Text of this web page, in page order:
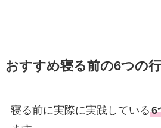
おすすめ寝る前の6つの
寝る前に実際に実践している6